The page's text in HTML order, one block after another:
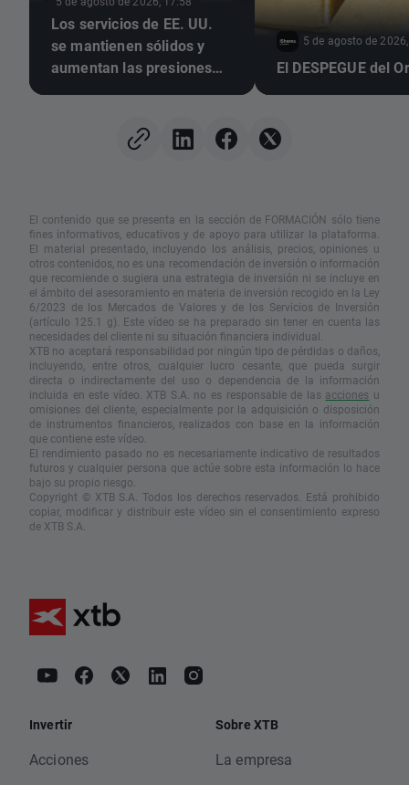
Los servicios de EE. UU.
se mantienen sólidos y
aumentan las presiones
5 de agosto de
El DESPEGUE del
El contenido que se presenta en la sección de FORMACIÓN sólo tiene
fines informativos, educativos y de apoyo para utilizar la plataforma.
El material presentado, incluyendo los análisis, precios, opiniones u
otros contenidos, no es una recomendación de inversión o información
que recomiende o sugiera una estrategia de inversión ni se incluye en
el ámbito del asesoramiento en materia de inversión recogido en la Ley
6/2023 de los Mercados de Valores y de los Servicios de Inversión
(artículo 125.1 g). Este vídeo se ha preparado sin tener en cuenta las
necesidades del cliente ni su situación financiera individual.
XTB no aceptará responsabilidad por ningún tipo de pérdidas o daños,
incluyendo, entre otros, cualquier lucro cesante, que pueda surgir
directa o indirectamente del uso o dependencia de la información
incluida en este vídeo. XTB S.A. no es responsable de las acciones u
omisiones del cliente, especialmente por la adquisición o disposición
de instrumentos financieros, realizados con base en la información
que contiene este vídeo.
El rendimiento pasado no es necesariamente indicativo de resultados
futuros y cualquier persona que actúe sobre esta información lo hace
bajo su propio riesgo.
Copyright © XTB S.A. Todos los derechos reservados. Está prohibido
copiar, modificar y distribuir este vídeo sin el consentimiento expreso
de XTB S.A.
Invertir
Acciones
Sobre XTB
La empresa